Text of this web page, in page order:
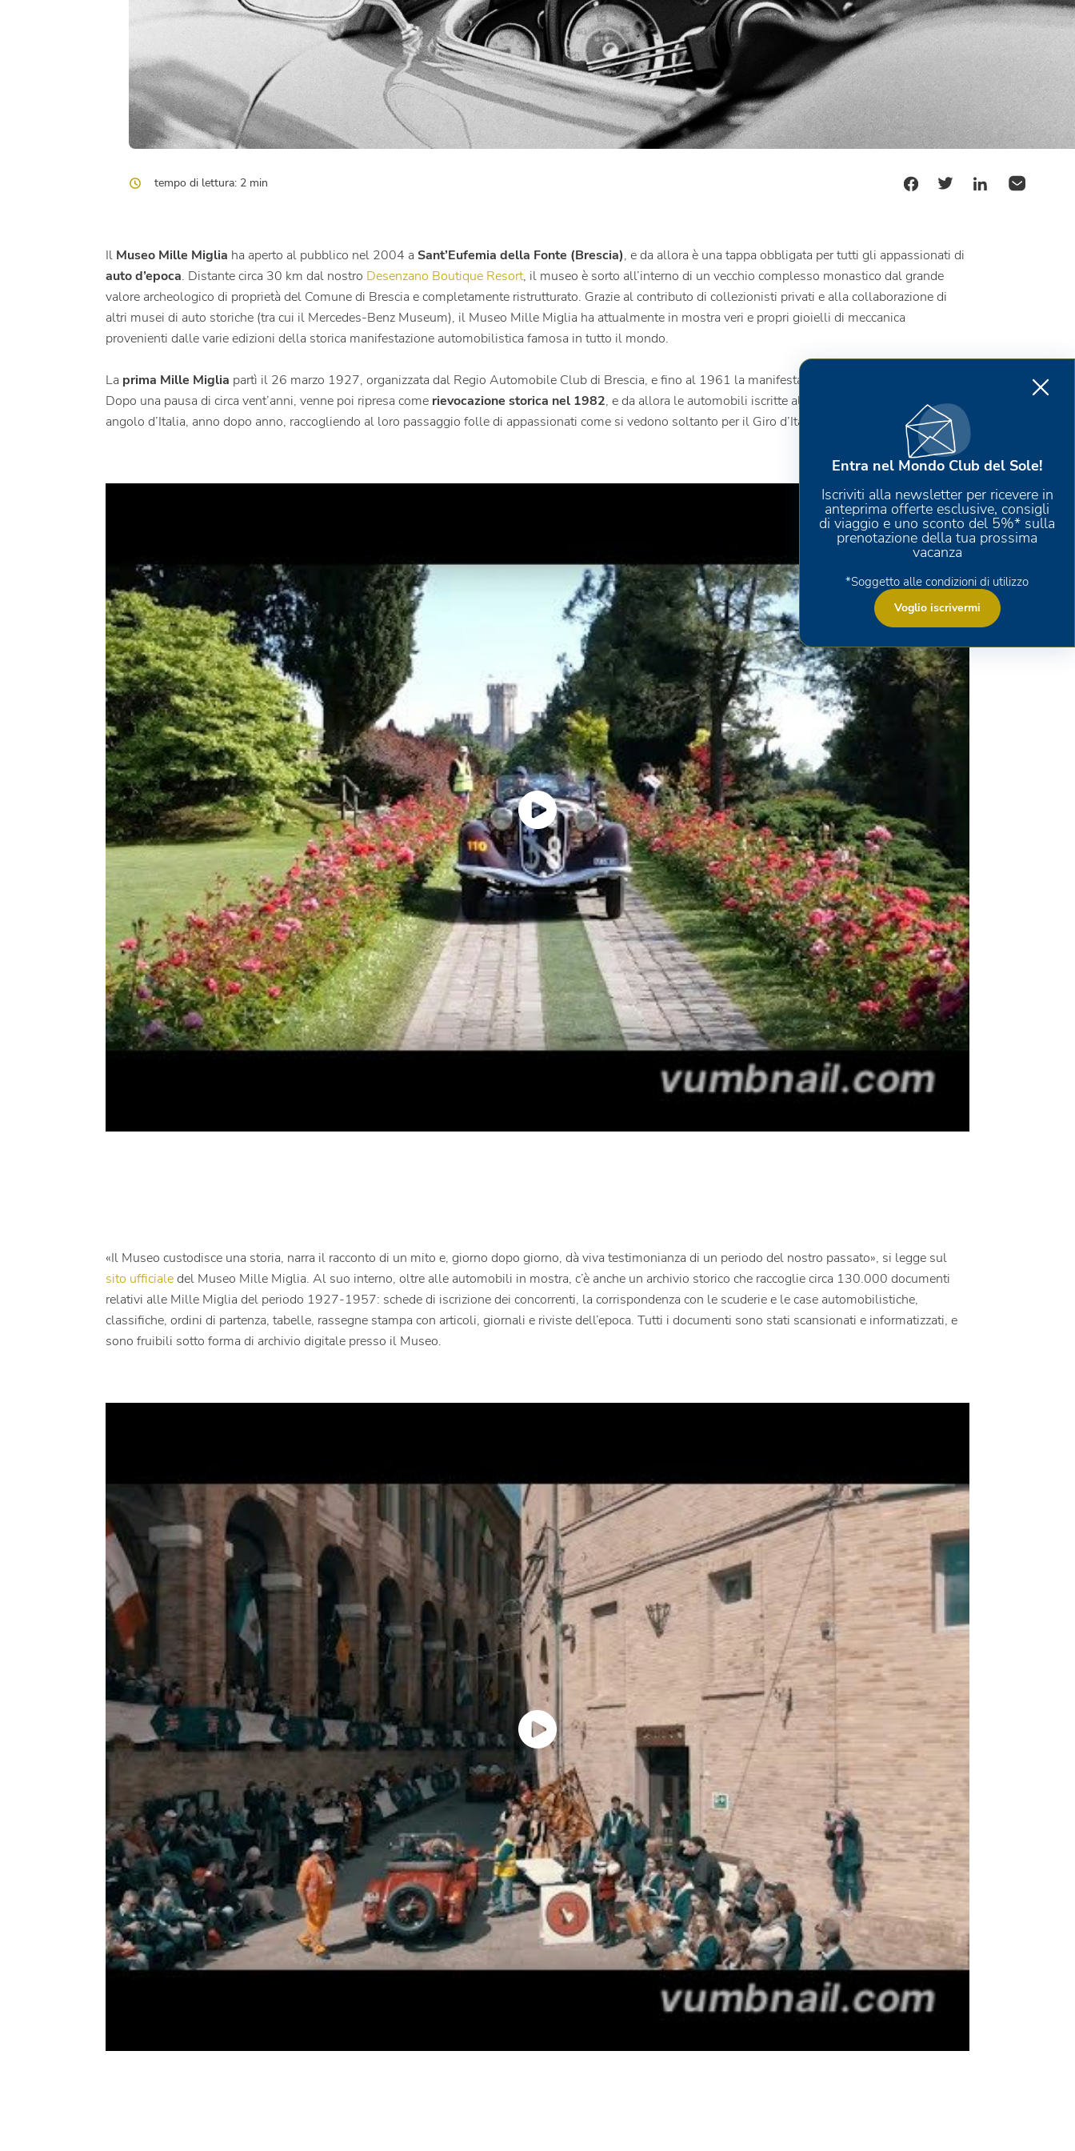
tempo di lettura: 2 min
Il Museo Mille Miglia ha aperto al pubblico nel 2004 a Sant’Eufemia della Fonte (Brescia), e da allora è una tappa obbligata per tutti gli appassionati di
auto d’epoca. Distante circa 30 km dal nostro Desenzano Boutique Resort, il museo è sorto all’interno di un vecchio complesso monastico dal grande
valore archeologico di proprietà del Comune di Brescia e completamente ristrutturato. Grazie al contributo di collezionisti privati e alla collaborazione di
altri musei di auto storiche (tra cui il Mercedes-Benz Museum), il Museo Mille Miglia ha attualmente in mostra veri e propri gioielli di meccanica
provenienti dalle varie edizioni della storica manifestazione automobilistica famosa in tutto il mondo.
La prima Mille Miglia partì il 26 marzo 1927, organizzata dal Regio Automobile Club di Brescia, e fino al 1961 la manifestazione si svolse con regolarità.
Dopo una pausa di circa vent’anni, venne poi ripresa come rievocazione storica nel 1982, e da allora le automobili iscritte alla gara hanno percorso ogni
angolo d’Italia, anno dopo anno, raccogliendo al loro passaggio folle di appassionati come si vedono soltanto per il Giro d’Italia di ciclismo.
«Il Museo custodisce una storia, narra il racconto di un mito e, giorno dopo giorno, dà viva testimonianza di un periodo del nostro passato», si legge sul
sito ufficialedel Museo Mille Miglia. Al suo interno, oltre alle automobili in mostra, c’è anche un archivio storico che raccoglie circa 130.000 documenti
relativi alle Mille Miglia del periodo 1927-1957: schede di iscrizione dei concorrenti, la corrispondenza con le scuderie e le case automobilistiche,
classifiche, ordini di partenza, tabelle, rassegne stampa con articoli, giornali e riviste dell’epoca. Tutti i documenti sono stati scansionati e informatizzati, e
sono fruibili sotto forma di archivio digitale presso il Museo.
Entra nel Mondo Club del Sole!
Iscriviti alla newsletter per ricevere in
anteprima offerte esclusive, consigli
di viaggio e uno sconto del 5%* sulla
prenotazione della tua prossima
vacanza
*Soggetto alle condizioni di utilizzo
Voglio iscrivermi